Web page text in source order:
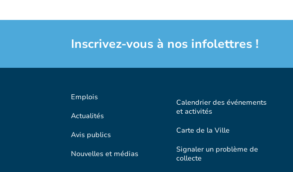
Inscrivez-vous à nos infolettres !
Emplois
Actualités
Avis publics
Nouvelles et médias
Calendrier des événements
et activités
Carte de la Ville
Signaler un problème de
collecte